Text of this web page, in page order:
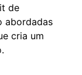
de
abordadas
cria um